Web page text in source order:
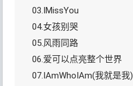
03.IMissYou
04.女孩别哭
05.风雨同路
06.爱可以点亮整个世界
07.IAmWhoIAm(我就是我)